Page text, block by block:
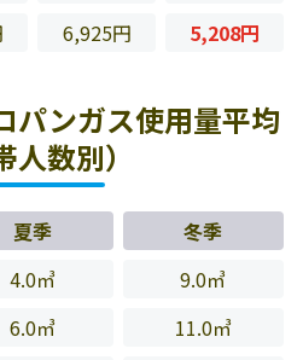
6,925円 5,208円
パンガス使用量平均
人数別）
夏季
冬季
4.0㎥
9.0㎥
6.0㎥
11.0㎥